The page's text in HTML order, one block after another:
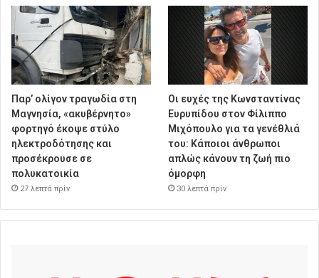
Παρ’ ολίγον τραγωδία στη
Μαγνησία, «ακυβέρνητο»
φορτηγό έκοψε στύλο
ηλεκτροδότησης και
προσέκρουσε σε
πολυκατοικία
27 λεπτά πρίν
Οι ευχές της Κωνσταντίνας
Ευρυπίδου στον Φίλιππο
Μιχόπουλο για τα γενέθλιά
του: Κάποιοι άνθρωποι
απλώς κάνουν τη ζωή πιο
όμορφη
30 λεπτά πρίν